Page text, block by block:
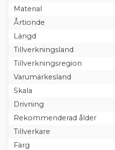
Material
Årtionde
Längd
Tillverkningsland
Tillverkningsregion
Varumärkesland
Skala
Drivning
Rekommenderad ålder
Tillverkare
Färg